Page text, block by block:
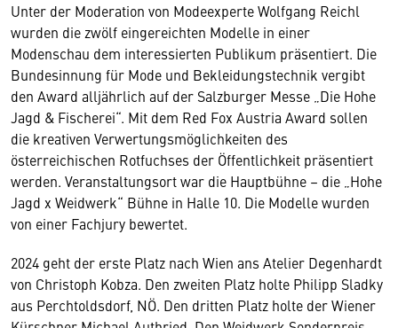
Unter der Moderation von Modeexperte Wolfgang Reichl
wurden die zwölf eingereichten Modelle in einer
Modenschau dem interessierten Publikum präsentiert. Die
Bundesinnung für Mode und Bekleidungstechnik vergibt
den Award alljährlich auf der Salzburger Messe „Die Hohe
Jagd & Fischerei“. Mit dem Red Fox Austria Award sollen
die kreativen Verwertungsmöglichkeiten des
österreichischen Rotfuchses der Öffentlichkeit präsentiert
werden. Veranstaltungsort war die Hauptbühne – die „Hohe
Jagd x Weidwerk“ Bühne in Halle 10. Die Modelle wurden
von einer Fachjury bewertet.
2024 geht der erste Platz nach Wien ans Atelier Degenhardt
von Christoph Kobza. Den zweiten Platz holte Philipp Sladky
aus Perchtoldsdorf, NÖ. Den dritten Platz holte der Wiener